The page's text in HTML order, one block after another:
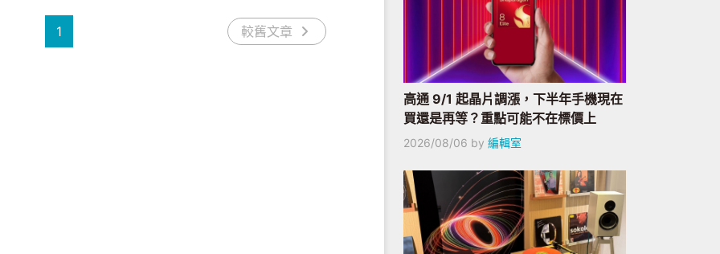
1 較舊文章
高通 9/1 起晶片調漲，下半年手機現在
買還是再等？重點可能不在標價上
2026/08/06 by 編輯室